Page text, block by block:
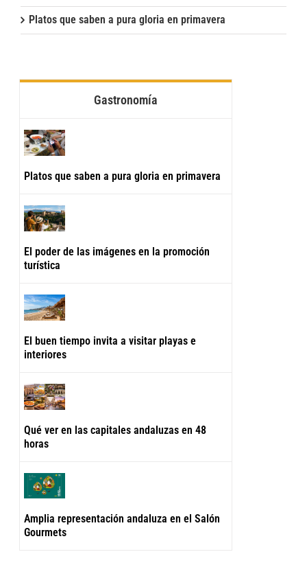
Platos que saben a pura gloria en primavera
Gastronomía
Platos que saben a pura gloria en primavera
El poder de las imágenes en la promoción
turística
El buen tiempo invita a visitar playas e
interiores
Qué ver en las capitales andaluzas en 48
horas
Amplia representación andaluza en el Salón
Gourmets